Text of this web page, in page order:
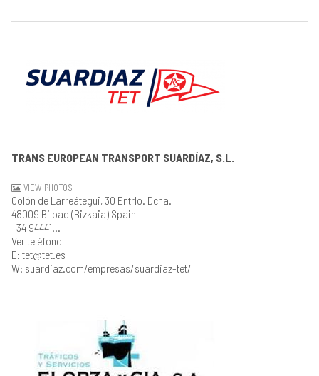
TRANS EUROPEAN TRANSPORT SUARDÍAZ, S.L.
VIEW PHOTOS
Colón de Larreátegui, 30 Entrlo. Dcha.
48009 Bilbao (Bizkaia) Spain
+34 94441...
Ver teléfono
E: tet@tet.es
W: suardiaz.com/empresas/suardiaz-tet/